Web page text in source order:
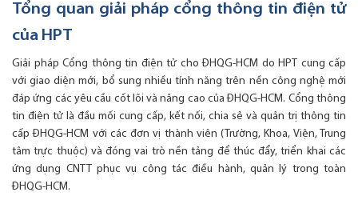
Tổng quan giải pháp cổng thông tin điện tử
của HPT
Giải pháp Cổng thông tin điện tử cho ĐHQG-HCM do HPT cung cấp
với giao diện mới, bổ sung nhiều tính năng trên nền công nghệ mới
đáp ứng các yêu cầu cốt lõi và nâng cao của ĐHQG-HCM. Cổng thông
tin điện tử là đầu mối cung cấp, kết nối, chia sẻ và quản trị thông tin
cấp ĐHQG-HCM với các đơn vị thành viên (Trường, Khoa, Viện, Trung
tâm trực thuộc) và đóng vai trò nền tảng để thúc đẩy, triển khai các
ứng dụng CNTT phục vụ công tác điều hành, quản lý trong toàn
ĐHQG-HCM.